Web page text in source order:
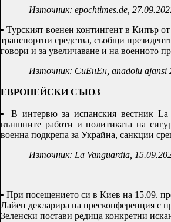
Източник: epochtimes.de,
▪ Турският военен контингент в Кипър
транспортни средства, съобщи
говори и за увеличаване и на военното
Източник: СиЕнЕн, anadolu ajansi
ЕВРОПЕЙСКИ СЪЮЗ
▪ В интервю за испанския вестникLa
външните работи и политиката на
военна подкрепа за Украйна, санкции
Източник: La Vanguardia ,
▪ При посещението си в Киев на 15.09.
Лайен декларира на пресконференция с
Зеленски постави редица конкретни